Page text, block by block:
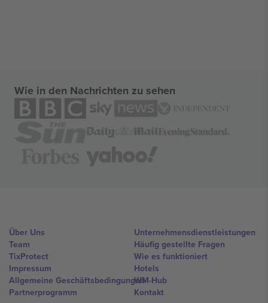
Wie in den Nachrichten zu sehen
Über Uns
Team
TixProtect
Impressum
Allgemeine Geschäftsbedingungen
Partnerprogramm
Unternehmensdienstleistungen
Häufig gestellte Fragen
Wie es funktioniert
Hotels
WM-Hub
Kontakt